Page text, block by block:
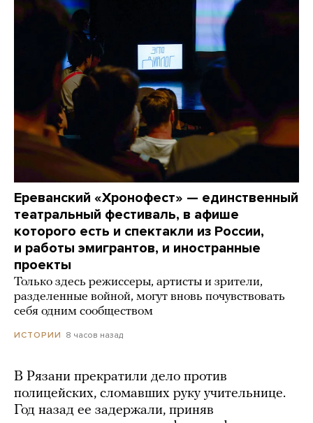
Ереванский «Хронофест» — единственный
театральный фестиваль, в афише
которого есть и спектакли из России,
и работы эмигрантов, и иностранные
проекты
Только здесь режиссеры, артисты и зрители,
разделенные войной, могут вновь почувствовать
себя одним сообществом
ИСТОРИИ 8 часов назад
В Рязани прекратили дело против
полицейских, сломавших руку учительнице.
Год назад ее задержали, приняв